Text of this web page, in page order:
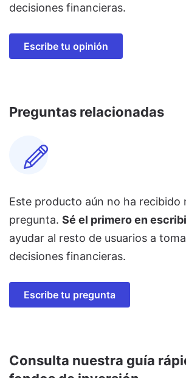
decisiones financieras.
Escribe tu opinión
Preguntas relacionadas
Este producto aún no ha recibido
pregunta. Sé el primero en
ayudar al resto de usuarios a
decisiones financieras.
Escribe tu pregunta
Consulta nuestra guía